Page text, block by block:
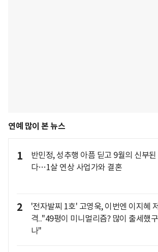
연예 많이 본 뉴스
1
반민정, 성추행 아픔 딛고 9월의 신부된
다…1살 연상 사업가와 결혼
2
'전자발찌 1호' 고영욱, 이번엔 이지혜 저
격.."49평이 미니멀리즘? 많이 출세했구
나"